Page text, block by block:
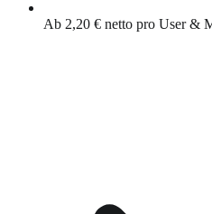
Ab 2,20 € netto pro User &